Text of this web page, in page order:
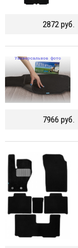
2872 руб.
7966 руб.